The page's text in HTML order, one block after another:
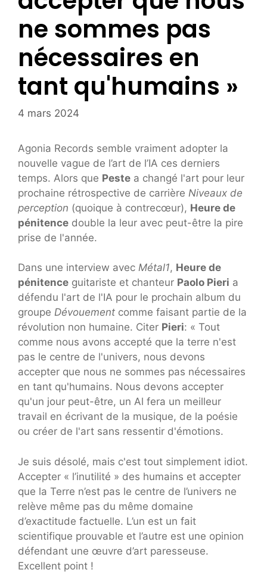
ne sommes pas
nécessaires en
tant qu'humains »
4 mars 2024
Agonia Records semble vraiment adopter la
nouvelle vague de l’art de l’IA ces derniers
temps. Alors que Peste a changé l'art pour leur
prochaine rétrospective de carrière Niveaux de
perception (quoique à contrecœur), Heure de
pénitence double la leur avec peut-être la pire
prise de l'année.
Dans une interview avec Métal1, Heure de
pénitence guitariste et chanteur Paolo Pieri a
défendu l'art de l'IA pour le prochain album du
groupe Dévouement comme faisant partie de la
révolution non humaine. Citer Pieri: « Tout
comme nous avons accepté que la terre n'est
pas le centre de l'univers, nous devons
accepter que nous ne sommes pas nécessaires
en tant qu'humains. Nous devons accepter
qu'un jour peut-être, un Al fera un meilleur
travail en écrivant de la musique, de la poésie
ou créer de l'art sans ressentir d'émotions.
Je suis désolé, mais c'est tout simplement idiot.
Accepter « l’inutilité » des humains et accepter
que la Terre n’est pas le centre de l’univers ne
relève même pas du même domaine
d’exactitude factuelle. L’un est un fait
scientifique prouvable et l’autre est une opinion
défendant une œuvre d’art paresseuse.
Excellent point !